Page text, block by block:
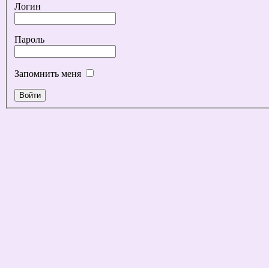
Логин
Пароль
Запомнить меня